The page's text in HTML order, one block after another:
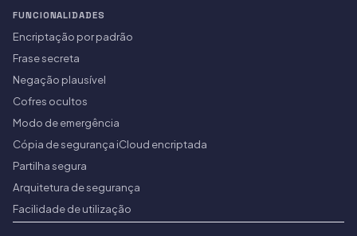
FUNCIONALIDADES
Encriptação por padrão
Frase secreta
Negação plausível
Cofres ocultos
Modo de emergência
Cópia de segurança iCloud encriptada
Partilha segura
Arquitetura de segurança
Facilidade de utilização